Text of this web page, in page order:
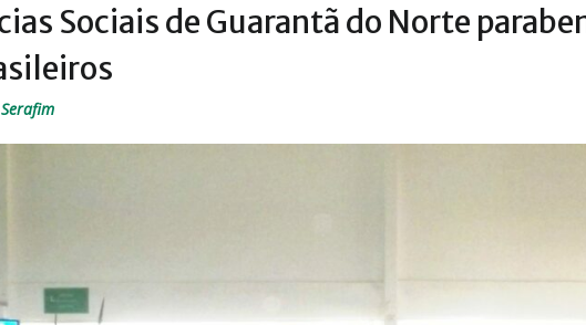
Sociais de Guarantã do Norte